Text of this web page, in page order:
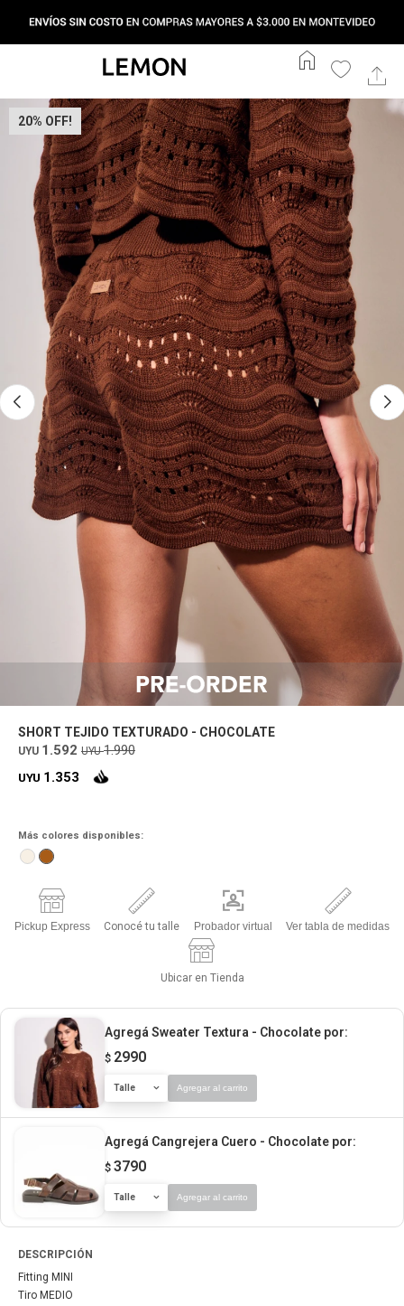
home
20
SHORT TEJIDO TEXTURADO - CHOCOLATE
UYU 1.592 UYU 1.990
UYU 1.353
Más colores disponibles:
Pickup Express Conocé tu talle Probador virtual Ver tabla de medidas
Ubicar en Tienda
Agregá Sweater Textura - Chocolate por:
$ 2990
Talle Agregar al carrito
Agregá Cangrejera Cuero - Chocolate por:
$ 3790
Talle Agregar al carrito
DESCRIPCIÓN
Fitting MINI
Tiro MEDIO